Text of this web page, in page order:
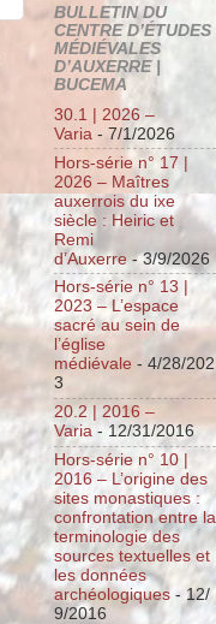
BULLETIN DU
CENTRE D’ÉTUDES
MÉDIÉVALES
D’AUXERRE |
BUCEMA
30.1 | 2026 –
Varia - 7/1/2026
Hors-série n° 17 |
2026 – Maîtres
auxerrois du ixe
siècle : Heiric et
Remi
d’Auxerre- 3/9/2026
Hors-série n° 13 |
2023 – L’espace
sacré au sein de
l’église
médiévale - 4/28/202
3
20.2 | 2016 –
Varia - 12/31/2016
Hors-série n° 10 |
2016 – L’origine des
sites monastiques :
confrontation entre la
terminologie des
sources textuelles et
les données
archéologiques - 12/
9/2016